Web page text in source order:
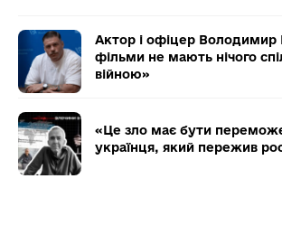
Актор і офіцер Володимир
фільми не мають нічого
війною»
«Це зло має бути
українця, який пережив